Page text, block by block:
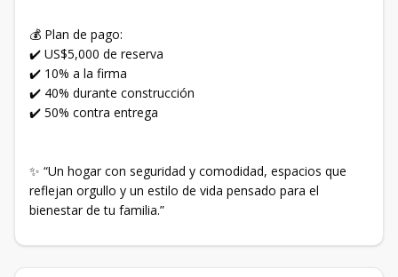
💰 Plan de pago:
✔️ US$5,000 de reserva
✔️ 10% a la firma
✔️ 40% durante construcción
✔️ 50% contra entrega
✨ “Un hogar con seguridad y comodidad, espacios que
reflejan orgullo y un estilo de vida pensado para el
bienestar de tu familia.”